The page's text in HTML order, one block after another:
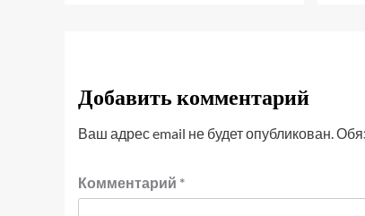
Добавить комментарий
Ваш адрес email не будет опубликован.
Комментарий *